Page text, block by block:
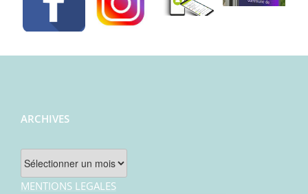
ARCHIVES
Archives
MENTIONS LEGALES